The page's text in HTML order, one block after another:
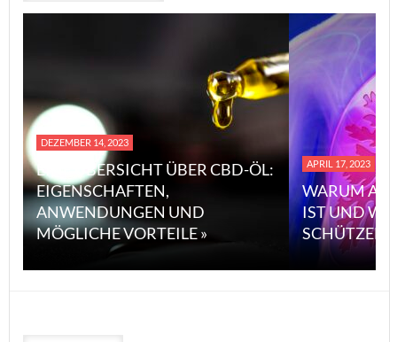
DEZEMBER 14, 2023
EINE ÜBERSICHT ÜBER CBD-ÖL:
EIGENSCHAFTEN,
ANWENDUNGEN UND
MÖGLICHE VORTEILE »
APRIL 17, 2023
WARUM
IST UND
SCHÜTZEN